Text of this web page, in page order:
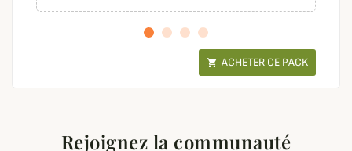
 ACHETER CE PACK
Rejoignez la communauté